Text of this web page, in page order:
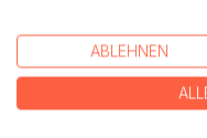
ihrem Leben zum
aus Kriegstagen mit
Bauern auf den
ABLEHNEN